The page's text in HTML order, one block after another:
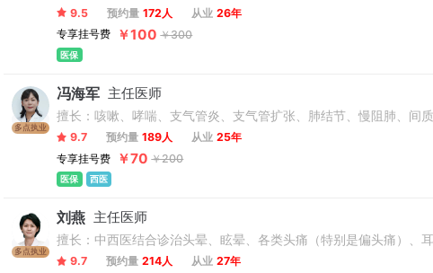
9.5 预约量 172人 从业 26年
专享挂号费
￥100 ￥300
医保
多点执业
冯海军 主任医师
擅长：咳嗽、哮喘、支气管炎、支气管扩张、肺结节、慢阻肺、间
9.7 预约量 189人 从业 25年
专享挂号费
￥70 ￥200
医保 西医
多点执业
刘燕 主任医师
擅长：中西医结合诊治头晕、眩晕、各类头痛（特别是偏头痛）、
9.7 预约量 214人 从业 27年